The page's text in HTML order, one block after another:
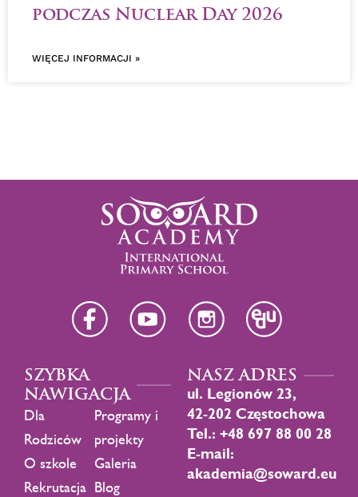
podczas Nuclear Day 2026
WIĘCEJ INFORMACJI »
SZYBKA
NAWIGACJA
Dla
Rodziców
O szkole
Rekrutacja
Programy i
projekty
Galeria
Blog
NASZ ADRES
ul. Legionów 23,
42-202 Częstochowa
Tel.: +48 697 88 00 28
E-mail:
akademia@soward.eu